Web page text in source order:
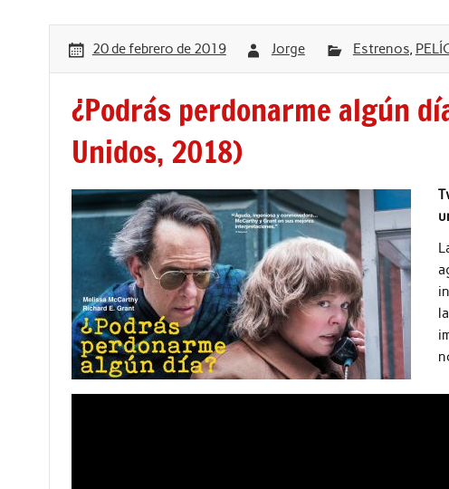
20 de febrero de 2019 Jorge Estrenos,
¿Podrás perdonarme algún
Unidos, 2018)